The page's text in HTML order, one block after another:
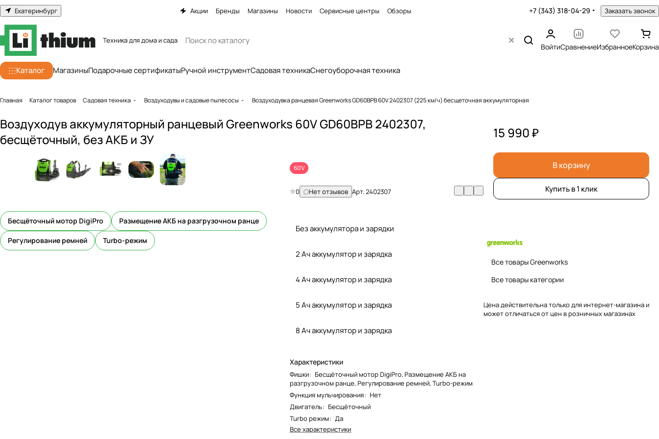
Екатеринбург Акции Бренды Магазины Новости Сервисные центры Обзоры +7 (343) 318-04-29 Заказать звонок
Техника для дома и сада
ВойтиСравнениеИзбранноеКорзина
Каталог МагазиныПодарочные сертификатыРучной инструментСадовая техникаСнегоуборочная техника
Главная Каталог товаров Садовая техника Воздуходувы и садовые пылесосы Воздуходувка ранцевая Greenworks GD60BPB 60V 2402307 (225 км/ч) бесщеточная аккумуляторная
Воздуходув аккумуляторный ранцевый Greenworks 60V GD60BPB 2402307,
бесщёточный, без АКБ и ЗУ
Бесщёточный мотор DigiPro Размещение АКБ на разгрузочном ранце
Регулирование ремней Turbo-режим
60V
0 Нет отзывов Арт.2402307
Без аккумулятора и зарядки
2 Ач аккумулятор и зарядка
4 Ач аккумулятор и зарядка
5 Ач аккумулятор и зарядка
8 Ач аккумулятор и зарядка
Характеристики
Фишки: Бесщёточный мотор DigiPro, Размещение АКБ на
разгрузочном ранце, Регулирование ремней, Turbo-режим
Функция мульчирования: Нет
Двигатель: Бесщёточный
Turbo режим: Да
Все характеристики
15 990 ₽
В корзину
Купить в 1 клик
Все товары Greenworks
Все товары категории
Цена действительна только для интернет-магазина и
может отличаться от цен в розничных магазинах